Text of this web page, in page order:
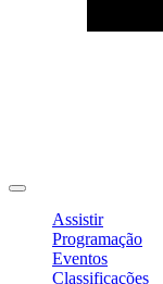
Assistir
Programação
Eventos
Classificações